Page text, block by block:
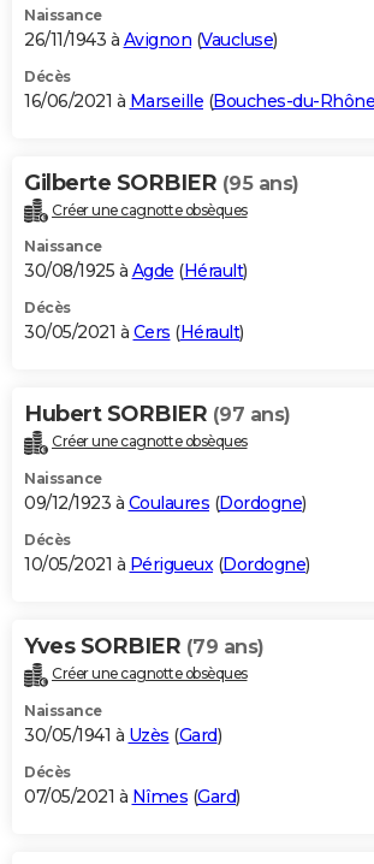
Naissance
26/11/1943 à Avignon (Vaucluse)
Décès
16/06/2021 à Marseille (Bouches-du-Rhône
Gilberte SORBIER (95 ans)
Créer une cagnotte obsèques
Naissance
30/08/1925 à Agde (Hérault)
Décès
30/05/2021 à Cers (Hérault)
Hubert SORBIER (97 ans)
Créer une cagnotte obsèques
Naissance
09/12/1923 à Coulaures (Dordogne)
Décès
10/05/2021 à Périgueux(Dordogne)
Yves SORBIER (79 ans)
Créer une cagnotte obsèques
Naissance
30/05/1941 à Uzès (Gard)
Décès
07/05/2021 à Nîmes (Gard)